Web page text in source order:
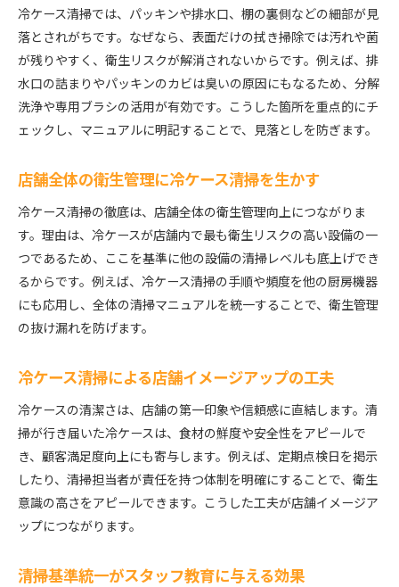
飲食店掃除マニュアルテンプレートの活用法
スタッフが迷わない冷ケース清掃手順の書き方
飲食店清掃マニュアル作成時の注意点と工夫
定期的な清掃マニュアル見直しの重要性
清掃の5原則を活かした冷ケース管理術
5原則を徹底した冷ケース清掃の実践ポイント
冷ケース管理に役立つ清掃チェックリスト作成法
飲食店清掃バイトにも伝わる5原則の教え方
清掃の原則を守ることで得られる衛生効果
スタッフ教育に最適な清掃チェックリスト活用
冷ケース清掃チェックリストの作り方と活用法
飲食店掃除チェックシートでミスを防ぐ方法
清掃業務の標準化に役立つ冷ケース清掃項目
店舗全体で共有できる清掃チェックリスト作成
チェックリストを活用したスタッフ教育のポイン
ト
飲食店掃除マニュアル作り方と現場活用事例
冷ケース清掃では、パッキンや排水口、棚の裏側などの細部が見
落とされがちです。なぜなら、表面だけの拭き掃除では汚れや菌
が残りやすく、衛生リスクが解消されないからです。例えば、排
水口の詰まりやパッキンのカビは臭いの原因にもなるため、分解
洗浄や専用ブラシの活用が有効です。こうした箇所を重点的にチ
ェックし、マニュアルに明記することで、見落としを防ぎます。
店舗全体の衛生管理に冷ケース清掃を生かす
冷ケース清掃の徹底は、店舗全体の衛生管理向上につながりま
す。理由は、冷ケースが店舗内で最も衛生リスクの高い設備の一
つであるため、ここを基準に他の設備の清掃レベルも底上げでき
るからです。例えば、冷ケース清掃の手順や頻度を他の厨房機器
にも応用し、全体の清掃マニュアルを統一することで、衛生管理
の抜け漏れを防げます。
冷ケース清掃による店舗イメージアップの工夫
冷ケースの清潔さは、店舗の第一印象や信頼感に直結します。清
掃が行き届いた冷ケースは、食材の鮮度や安全性をアピールで
き、顧客満足度向上にも寄与します。例えば、定期点検日を掲示
したり、清掃担当者が責任を持つ体制を明確にすることで、衛生
意識の高さをアピールできます。こうした工夫が店舗イメージア
ップにつながります。
清掃基準統一がスタッフ教育に与える効果